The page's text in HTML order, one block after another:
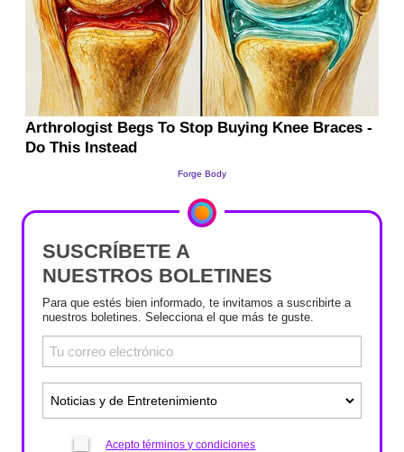
SUSCRÍBETE A
NUESTROS BOLETINES
Para que estés bien informado, te invitamos a suscribirte a
nuestros boletines. Selecciona el que más te guste.
Acepto términos y condiciones